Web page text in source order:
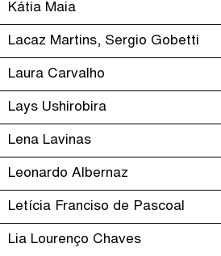
Kátia Maia
Lacaz Martins, Sergio Gobetti
Laura Carvalho
Lays Ushirobira
Lena Lavinas
Leonardo Albernaz
Letícia Franciso de Pascoal
Lia Lourenço Chaves